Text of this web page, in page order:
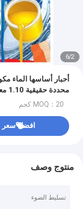
2
/
6
أحبار أساسها الماء
محددة حقيقية 1.10 معدّلات سطحية
MOQ：20 كجم
افضل سعر
منتوج وصف
تسليط الضوء